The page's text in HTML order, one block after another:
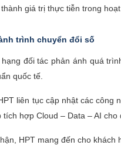
giá trị thực tiễn trong
trình chuyển đổi số
đối tác phản ánh quá
quốc tế.
liên tục cập nhật các
hợp Cloud – Data – AI cho
HPT mang đến cho khách